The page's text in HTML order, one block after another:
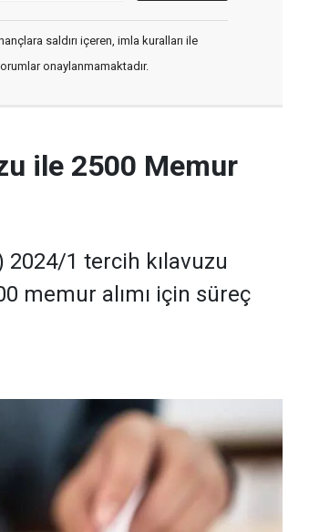
saldırı içeren, imla kuralları ile
onaylanmamaktadır.
ile 2500 Memur
2024/1 tercih kılavuzu
memur alımı için süreç